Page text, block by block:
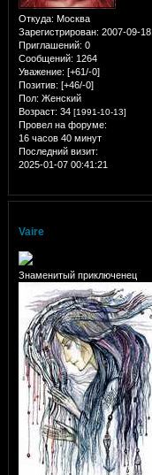
Откуда: Москва
Зарегистрирован: 2007-09-18
Приглашений: 0
Сообщений: 1264
Уважение: [+61/-0]
Позитив: [+46/-0]
Пол: Женский
Возраст: 34 [1991-10-13]
Провел на форуме:
16 часов 40 минут
Последний визит:
2025-01-07 00:41:21
Vaire
Знаменитый приключенец